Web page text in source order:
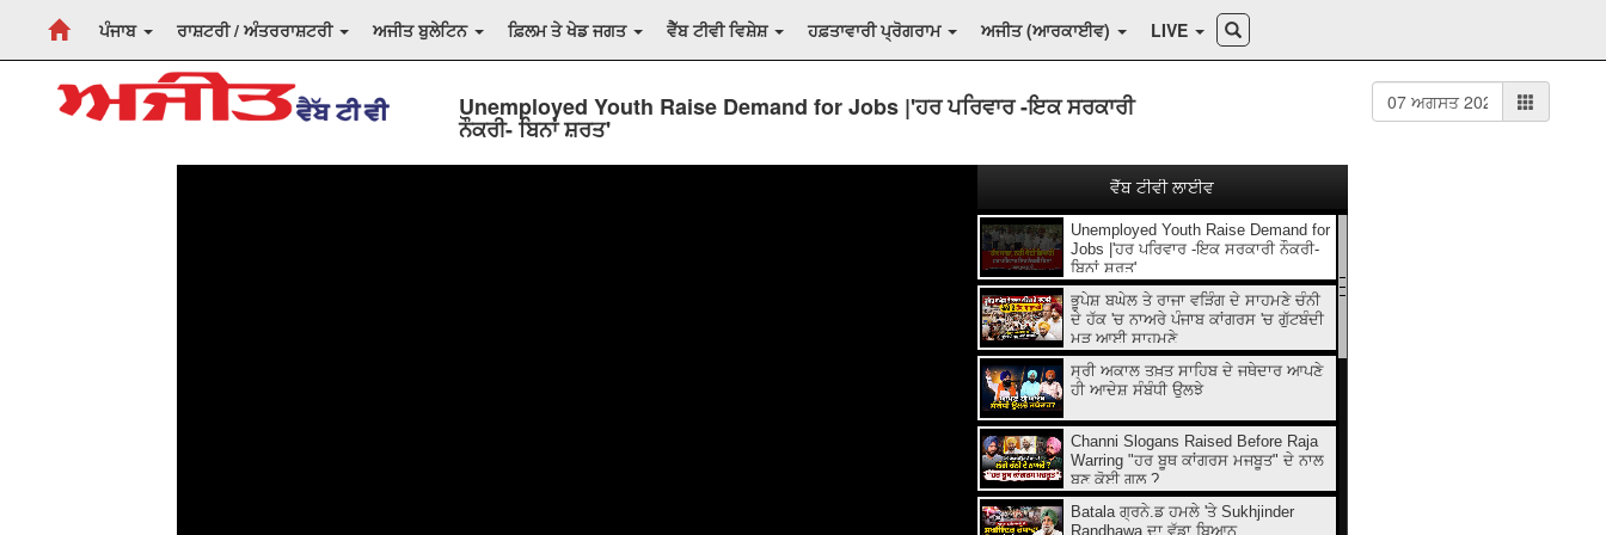
ਪੰਜਾਬ ਰਾਸ਼ਟਰੀ / ਅੰਤਰਰਾਸ਼ਟਰੀ ਅਜੀਤ ਬੁਲੇਟਿਨ ਫ਼ਿਲਮ ਤੇ ਖੇਡ ਜਗਤ ਵੈੱਬ ਟੀਵੀ ਵਿਸ਼ੇਸ਼ ਹਫ਼ਤਾਵਾਰੀ ਪ੍ਰੋਗਰਾਮ ਅਜੀਤ (ਆਰਕਾਈਵ) LIVE
Unemployed Youth Raise Demand for Jobs |'ਹਰ ਪਰਿਵਾਰ -ਇਕ ਸਰਕਾਰੀ
ਨੌਕਰੀ- ਬਿਨਾਂ ਸ਼ਰਤ'
Unemployed Youth Raise Demand for
Jobs |'ਹਰ ਪਰਿਵਾਰ -ਇਕ ਸਰਕਾਰੀ ਨੌਕਰੀ-
ਬਿਨਾਂ ਸ਼ਰਤ'
ਭੂਪੇਸ਼ ਬਘੇਲ ਤੇ ਰਾਜਾ ਵੜਿੰਗ ਦੇ ਸਾਹਮਣੇ ਚੰਨੀ
ਦੇ ਹੱਕ 'ਚ ਨਾਅਰੇ ਪੰਜਾਬ ਕਾਂਗਰਸ 'ਚ ਗੁੱਟਬੰਦੀ
ਮੁੜ ਆਈ ਸਾਹਮਣੇ
ਸ੍ਰੀ ਅਕਾਲ ਤਖ਼ਤ ਸਾਹਿਬ ਦੇ ਜਥੇਦਾਰ ਆਪਣੇ
ਹੀ ਆਦੇਸ਼ ਸੰਬੰਧੀ ਉਲਝੇ
Channi Slogans Raised Before Raja
Warring "ਹਰ ਬੂਥ ਕਾਂਗਰਸ ਮਜਬੂਤ" ਦੇ ਨਾਲ
ਬਣੂ ਕੋਈ ਗਲ਼ ?
Batala ਗ੍ਰਨੇ.ਡ ਹਮਲੇ 'ਤੇ Sukhjinder
Randhawa ਦਾ ਵੱਡਾ ਬਿਆਨ
ਵੈੱਬ ਟੀਵੀ ਲਾਈਵ